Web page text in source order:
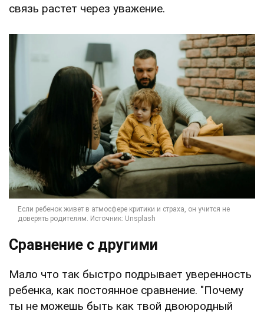
связь растет через уважение.
Сравнение с другими
Мало что так быстро подрывает уверенность
ребенка, как постоянное сравнение. "Почему
ты не можешь быть как твой двоюродный